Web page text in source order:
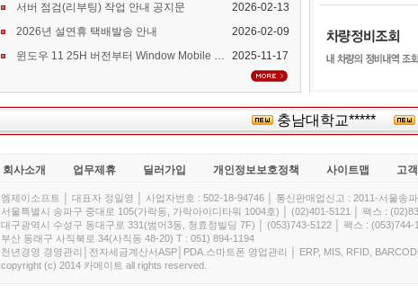
서버 점검(리부팅) 작업 안내 공지문
2026-02-13
2026년 설연휴 택배발송 안내
2026-02-09
윈도우 11 25H 버전부터 Window Mobile Device Center 지원 중단 안내
2025-11-17
충남대학교*****
회사소개 업무제휴 딜러가입 개인정보보호정책 사이트맵 고
엠제이소프트 │ 대표자 정일영 │ 사업자번호 : 502-18-94746 │ 통신판매업신고 : 2011-서울송
서울특별시 송파구 중대로 105(가락동, 가락아이디타워 1004호) │ (02)401-5121 │ 팩스 :
대구광역시 수성구 동대구로 331(범어3동, 청효정빌딩 7F) │ (053)743-5122 │ 팩스 : (053)744-
부산 동래구 사직북로 34(사직동 48-20) T : 051) 894-1194
천년경영 경영관리│전자세금계산서ASP│PDA.스마트폰 영업관리 │ ERP, MIS, RFID,
copyright (c) 2014 카메이트 all rights reserved.